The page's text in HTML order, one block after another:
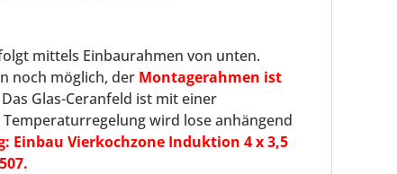
mittels Einbaurahmen von unten.
noch möglich, der Montagerahmen ist
Glas-Ceranfeld ist mit einer
Temperaturregelung wird lose anhängend
Einbau Vierkochzone Induktion 4 x 3,5